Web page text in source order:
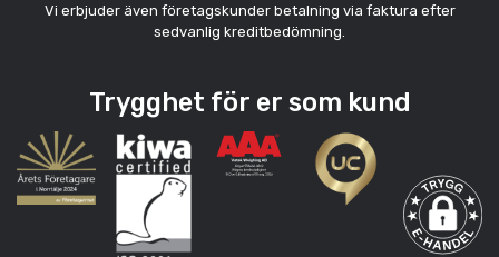
Vi erbjuder även företagskunder betalning via faktura efter
sedvanlig kreditbedömning.
Trygghet för er som kund